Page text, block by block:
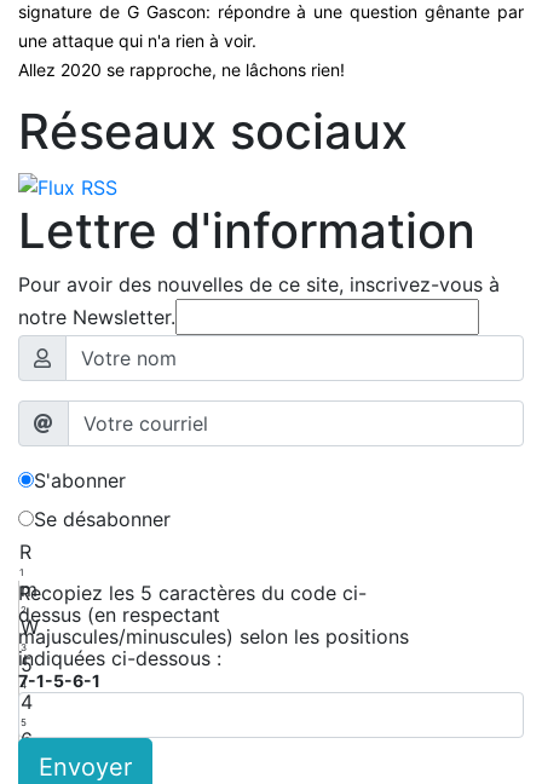
signature de G Gascon: répondre à une question gênante par
une attaque qui n'a rien à voir.
Allez 2020 se rapproche, ne lâchons rien!
Réseaux sociaux
Lettre d'information
Pour avoir des nouvelles de ce site, inscrivez-vous à
notre Newsletter.
S'abonner
Se désabonner
R
1
m
2
W
3
5
4
4
5
6
Recopiez les 5 caractères du code ci-
dessus (en respectant
majuscules/minuscules) selon les positions
indiquées ci-dessous :
7-1-5-6-1
Envoyer